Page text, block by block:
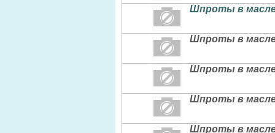
Шпроты в масле
Шпроты в
Шпроты в масле
Шпроты в масле
Шпроты в масле